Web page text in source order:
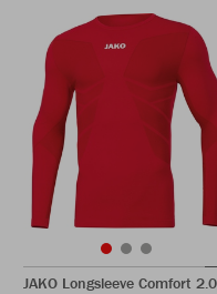
JAKO Longsleeve Comfort 2.0